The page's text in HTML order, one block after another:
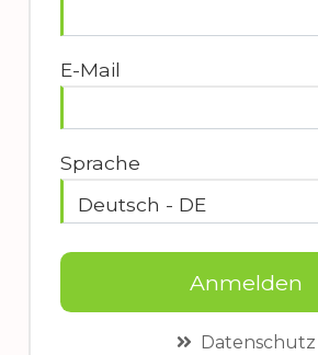
E-Mail
Sprache
Anmelden
Datenschutz